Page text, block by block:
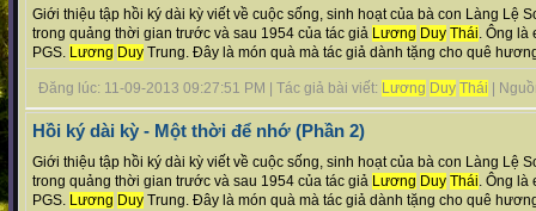
Giới thiệu tập hồi ký dài kỳ viết về cuộc sống, sinh hoạt của bà con Làng Lệ
trong quảng thời gian trước và sau 1954 của tác giả Lương Duy Thái. Ông là
PGS. Lương Duy Trung. Đây là món quà mà tác giả dành tặng cho quê
Đăng lúc: 11-09-2013 09:27:51 PM | Tác giả bài viết: Lương Duy Thái |
Hồi ký dài kỳ - Một thời để nhớ (Phần 2)
Giới thiệu tập hồi ký dài kỳ viết về cuộc sống, sinh hoạt của bà con Làng Lệ
trong quảng thời gian trước và sau 1954 của tác giả Lương Duy Thái. Ông là
PGS. Lương Duy Trung. Đây là món quà mà tác giả dành tặng cho quê